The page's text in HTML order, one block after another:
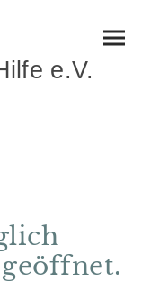
e.V.